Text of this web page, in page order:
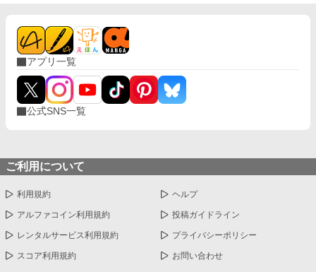
アプリ一覧
公式SNS一覧
ご利用について
利用規約 ヘルプ
アルファコイン利用規約 投稿ガイドライン
レンタルサービス利用規約 プライバシーポリシー
スコア利用規約 お問い合わせ